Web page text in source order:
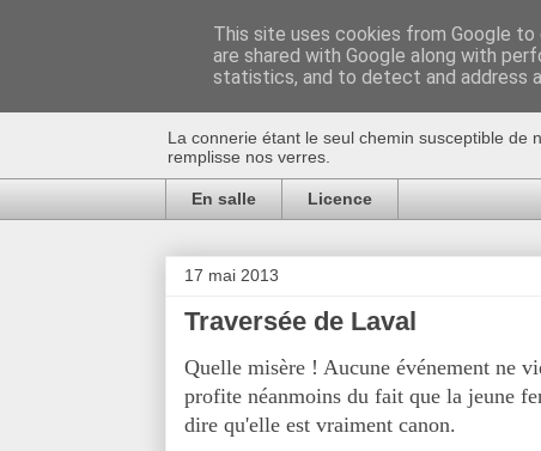
Au bistro !
La connerie étant le seul chemin susceptible de
remplisse nos verres.
En salle Licence
17 mai 2013
Traversée de Laval
Quelle misère ! Aucune événement ne
profite néanmoins du fait que la jeune
dire qu'elle est vraiment canon.
This site uses cookies from Google
are shared with Google along with
statistics, and to detect and address